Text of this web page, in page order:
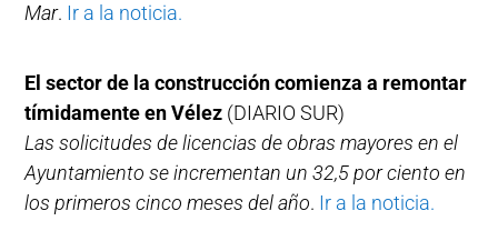
Mar. Ir a la noticia.
El sector de la construcción comienza a remontar
tímidamente en Vélez (DIARIO SUR)
Las solicitudes de licencias de obras mayores en el
Ayuntamiento se incrementan un 32,5 por ciento en
los primeros cinco meses del año. Ir a la noticia.